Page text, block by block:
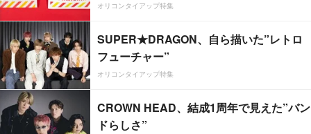
オリコンタイアップ特集
SUPER★DRAGON、自ら描いた”レトロ
フューチャー”
オリコンタイアップ特集
CROWN HEAD、結成1周年で見えた”バン
ドらしさ”